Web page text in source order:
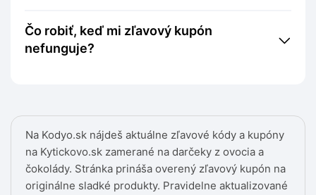
Na Kodyo.sk nájdeš aktuálne zľavové kódy a kupóny
na Kytickovo.sk zamerané na darčeky z ovocia a
čokolády. Stránka prináša overený zľavový kupón na
originálne sladké produkty. Pravidelne aktualizované
Čo robiť, keď mi zľavový kupón
nefunguje?